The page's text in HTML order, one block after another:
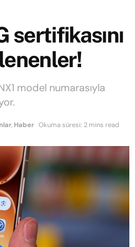
sertifikasını
model numarasıyla
, Haber Okuma süresi: 2 mins read